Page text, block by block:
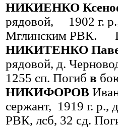
НИКИЕНКО
рядовой, 1902 г.
Мглинским РВК.
НИКИТЕНКО
рядовой, д.
1255 сп. Погиб в
НИКИФОРОВ
сержант, 1919 г.
РВК, лсб, 32 сд.